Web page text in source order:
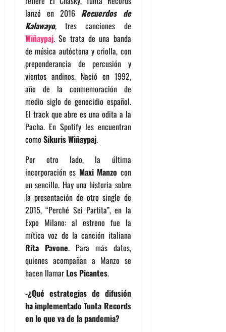
lanzó en 2016 Recuerdos de
Kalawayo,
tres canciones de
Wiñaypaj. Se trata de una banda
de música autóctona y criolla, con
preponderancia de percusión y
vientos andinos. Nació en 1992,
año de la conmemoración de
medio siglo de genocidio español.
El track que abre es una odita a la
Pacha. En Spotify les encuentran
como Sikuris Wiñaypaj.
Por otro lado, la última
incorporación es Maxi Manzo con
un sencillo. Hay una historia sobre
la presentación de otro single de
2015, “Perché Sei Partita”, en la
Expo Milano: al estreno fue la
mítica voz de la canción italiana
Rita Pavone. Para más datos,
quienes acompañan a Manzo se
hacen llamar Los Picantes.
-¿Qué estrategias de difusión
ha implementado Tunta Records
en lo que va de la pandemia?